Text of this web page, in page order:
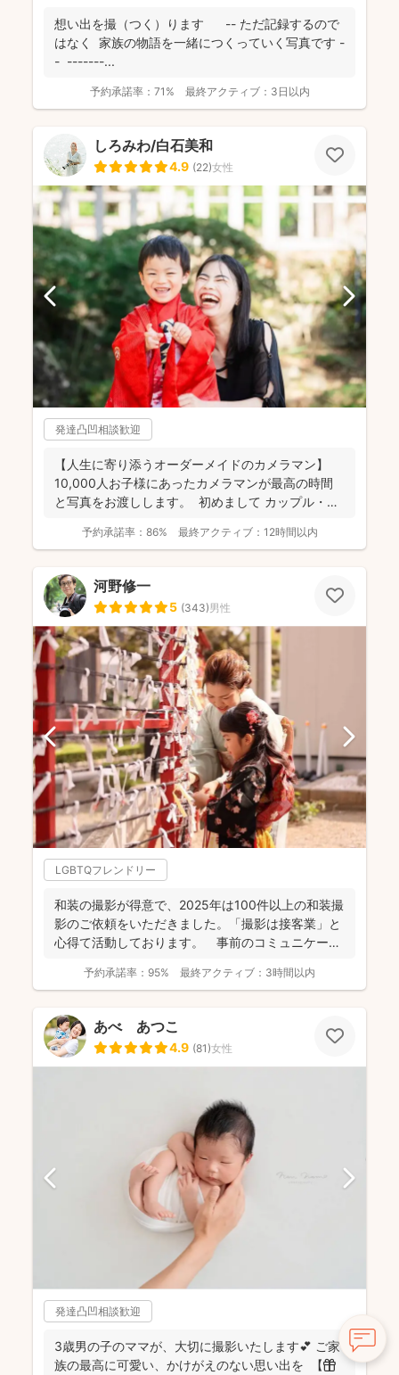
想い出を撮（つく）ります -- ただ記録するので
はなく 家族の物語を一緒につくっていく写真です -
- -------...
予約承諾率： 71% 最終アクティブ： 3日以内
しろみわ/白石美和
4.9 (22)女性
発達凸凹相談歓迎
【人生に寄り添うオーダーメイドのカメラマン】
10,000人お子様にあったカメラマンが最高の時間
と写真をお渡しします。 初めまして カップル・
予約承諾率： 86% 最終アクティブ： 12時間以内
河野修一
5 (343)男性
LGBTQフレンドリー
和装の撮影が得意で、2025年は100件以上の和装撮
影のご依頼をいただきました。「撮影は接客業」と
心得て活動しております。 事前のコミュニケーシ
予約承諾率： 95% 最終アクティブ： 3時間以内
あべ あつこ
4.9 (81)女性
発達凸凹相談歓迎
3歳男の子のママが、大切に撮影いたします💕 ご家
族の最高に可愛い、かけがえのない思い出を 【🎁